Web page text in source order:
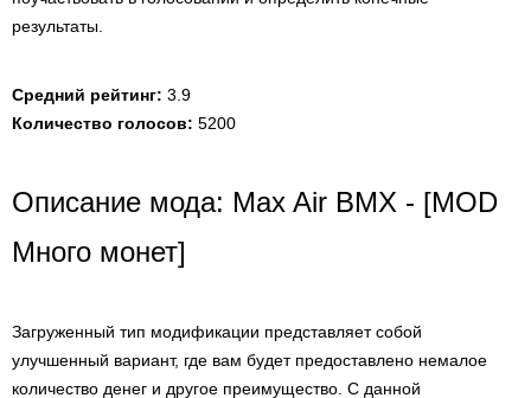
результаты.
Средний рейтинг: 3.9
Количество голосов: 5200
Описание мода: Max Air BMX - [MOD
Много монет]
Загруженный тип модификации представляет собой
улучшенный вариант, где вам будет предоставлено немалое
количество денег и другое преимущество. С данной